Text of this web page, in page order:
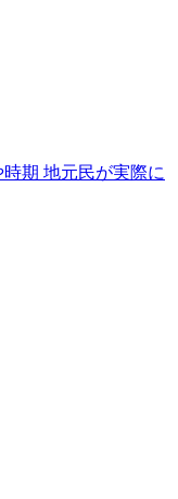
時期 地元民が実際に